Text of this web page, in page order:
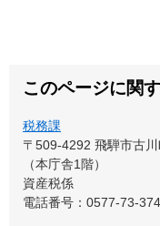
このページに関
税務課
〒509-4292 飛騨市古
（本庁舎1階）
資産税係
電話番号：0577-73-